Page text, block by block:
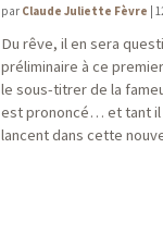
par Claude Juliette Fèvre |
Du rêve, il en sera
pré­li­mi­naire à ce
le sous-titrer de la
est pro­non­cé… et tant il
lancent dans cette